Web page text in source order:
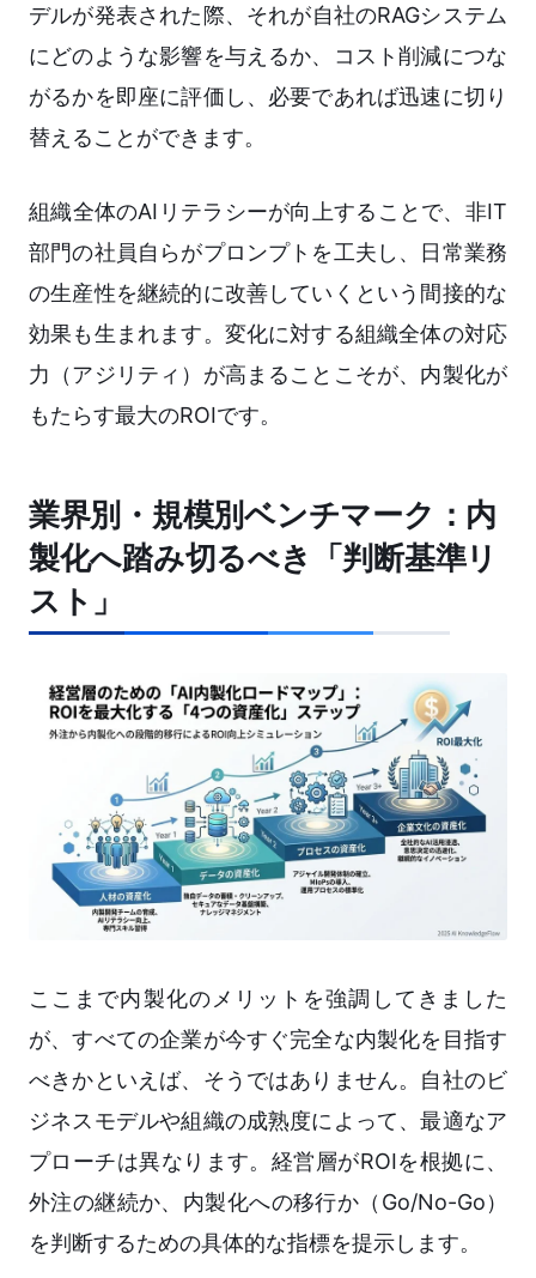
デルが発表された際、それが自社のRAGシステム
にどのような影響を与えるか、コスト削減につな
がるかを即座に評価し、必要であれば迅速に切り
替えることができます。
組織全体のAIリテラシーが向上することで、非IT
部門の社員自らがプロンプトを工夫し、日常業務
の生産性を継続的に改善していくという間接的な
効果も生まれます。変化に対する組織全体の対応
力（アジリティ）が高まることこそが、内製化が
もたらす最大のROIです。
業界別・規模別ベンチマーク：内
製化へ踏み切るべき「判断基準リ
スト」
ここまで内製化のメリットを強調してきました
が、すべての企業が今すぐ完全な内製化を目指す
べきかといえば、そうではありません。自社のビ
ジネスモデルや組織の成熟度によって、最適なア
プローチは異なります。経営層がROIを根拠に、
外注の継続か、内製化への移行か（Go/No-Go）
を判断するための具体的な指標を提示します。